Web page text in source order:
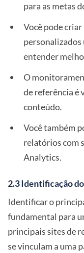
para as metas
Você pode
personalizados
entender
O
de referência é
conteúdo.
Você também
relatórios com
Analytics.
2.3 Identificação
Identificar o
fundamental para
principais sites de
se vinculam a uma